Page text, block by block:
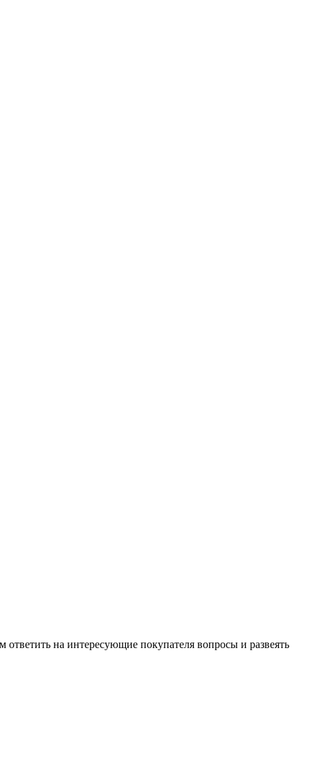
на интересующие покупателя вопросы и развеять